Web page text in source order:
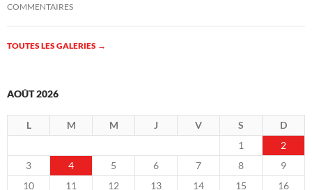
COMMENTAIRES
TOUTES LES GALERIES →
AOÛT 2026
L M M J V S
D
1
2
3
4 5 6 7 8
9
10
11 12 13 14 15
16